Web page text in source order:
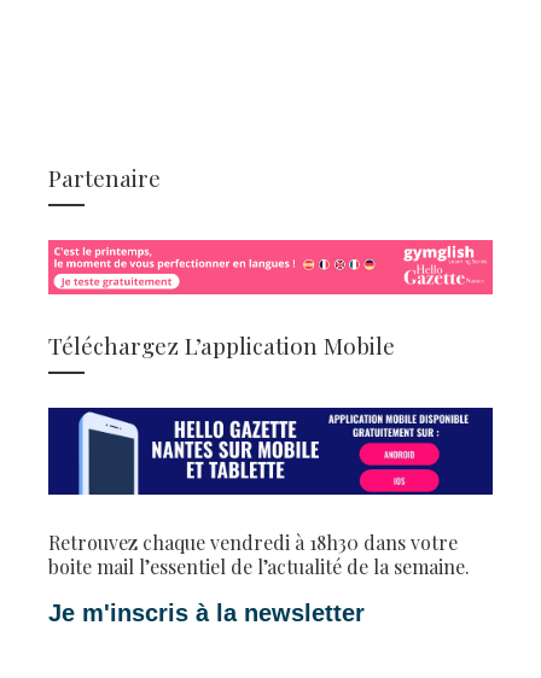
Partenaire
Téléchargez L’application Mobile
Retrouvez chaque vendredi à 18h30 dans votre
boite mail l’essentiel de l’actualité de la semaine.
Je m'inscris à la newsletter